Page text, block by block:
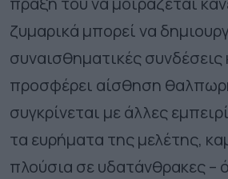
ζυμαρικά μπορεί να
συναισθηματικές συνδέσεις
προσφέρει αίσθηση
συγκρίνεται με άλλες
τα ευρήματα της μελέτης,
πλούσια σε υδατάνθρακες –